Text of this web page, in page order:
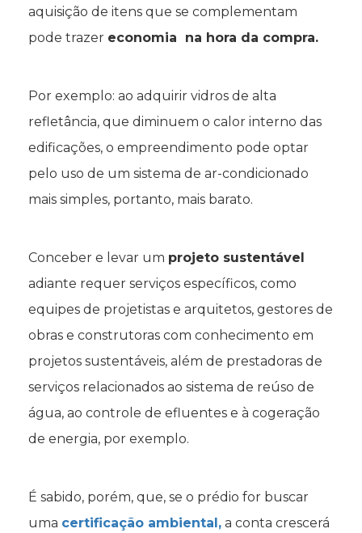
aquisição de itens que se complementam
pode trazer economia na hora da compra.
Por exemplo: ao adquirir vidros de alta
refletância, que diminuem o calor interno das
edificações, o empreendimento pode optar
pelo uso de um sistema de ar-condicionado
mais simples, portanto, mais barato.
Conceber e levar um projeto sustentável
adiante requer serviços específicos, como
equipes de projetistas e arquitetos, gestores de
obras e construtoras com conhecimento em
projetos sustentáveis, além de prestadoras de
serviços relacionados ao sistema de reúso de
água, ao controle de efluentes e à cogeração
de energia, por exemplo.
É sabido, porém, que, se o prédio for buscar
uma certificação ambiental, a conta crescerá